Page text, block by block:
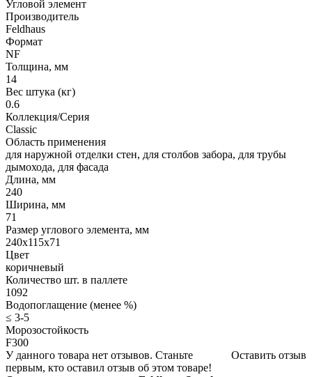
Угловой элемент
Производитель
Feldhaus
Формат
NF
Толщина, мм
14
Вес штука (кг)
0.6
Коллекция/Серия
Classic
Область применения
для наружной отделки стен, для столбов забора, для трубы
дымохода, для фасада
Длина, мм
240
Ширина, мм
71
Размер углового элемента, мм
240x115x71
Цвет
коричневый
Количество шт. в паллете
1092
Водопоглащение (менее %)
≤ 3-5
Морозостойкость
F300
Оставить отзыв
У данного товара нет отзывов. Станьте
первым, кто оставил отзыв об этом товаре!